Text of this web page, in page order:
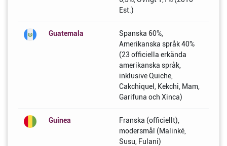
Est.)
Guatemala
Spanska 60%,
Amerikanska språk 40%
(23 officiella erkända
amerikanska språk,
inklusive Quiche,
Cakchiquel, Kekchi, Mam,
Garifuna och Xinca)
Guinea
Franska (officiellt),
modersmål (Malinké,
Susu, Fulani)